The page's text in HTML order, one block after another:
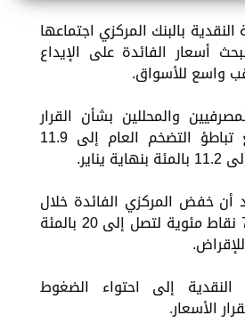
بالبنك المركزي اجتماعها
في 2026 لبحث أسعار الفائدة على الإيداع
واسع للأسواق.
والمحللين بشأن القرار
المرتقب خاصة مع تباطؤ التضخم العام إلى 11.9
أن خفض المركزي الفائدة خلال
2025 بإجمالي 7.25 نقاط مئوية لتصل إلى 20 بالمئة
إلى احتواء الضغوط
الأسعار.